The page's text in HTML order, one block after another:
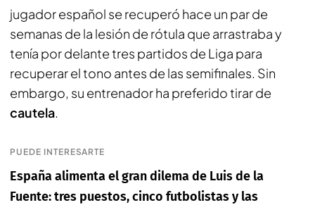
jugador español se recuperó hace un par de
semanas de la lesión de rótula que arrastraba y
tenía por delante tres partidos de Liga para
recuperar el tono antes de las semifinales. Sin
embargo, su entrenador ha preferido tirar de
cautela.
PUEDE INTERESARTE
España alimenta el gran dilema de Luis de la
Fuente: tres puestos, cinco futbolistas y las